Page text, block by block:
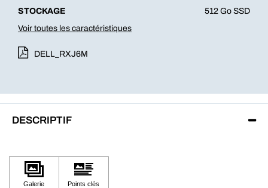
STOCKAGE
512 Go SSD
Voir toutes les caractéristiques
DELL_RXJ6M
DESCRIPTIF